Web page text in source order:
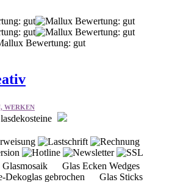
WERKEN
Glas Ecken Wedges
Dekoglas gebrochen Glas Sticks